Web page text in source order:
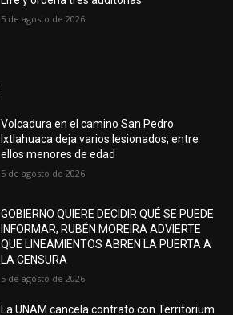
5 de agosto de 2026
Volcadura en el camino San Pedro
Ixtlahuaca deja varios lesionados, entre
ellos menores de edad
5 de agosto de 2026
GOBIERNO QUIERE DECIDIR QUÉ SE PUEDE
INFORMAR; RUBÉN MOREIRA ADVIERTE
QUE LINEAMIENTOS ABREN LA PUERTA A
LA CENSURA
5 de agosto de 2026
La UNAM cancela contrato con Territorium